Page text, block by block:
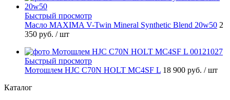
Быстрый просмотр
Масло MAXIMA V-Twin Mineral Synthetic Blend 20w50 2
350 руб. / шт
Быстрый просмотр
Мотошлем HJC C70N HOLT MC4SF L 18 900 руб. / шт
Каталог